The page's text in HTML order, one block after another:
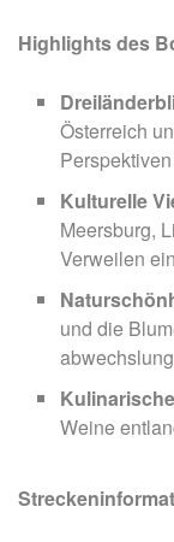
Highlights des
Österreich
Kulturelle
Meersburg,
Verweilen ein
und die
Weine